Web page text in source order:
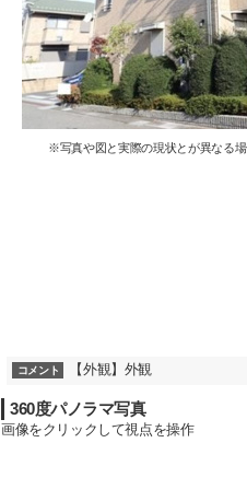
※写真や図と実際の現状とが異なる
コメント 【外観】外観
360度パノラマ写真
画像をクリックして視点を操作